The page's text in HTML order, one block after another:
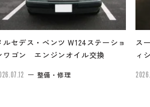
ルセデス・ベンツ W124ステーショ
ワゴン エンジンオイル交換
整備・修理
ス
ィ